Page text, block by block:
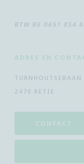
BTW BE 0651 854
ADRES EN
TURNHOUTSEBAAN
2470 RETIE
CONTACT